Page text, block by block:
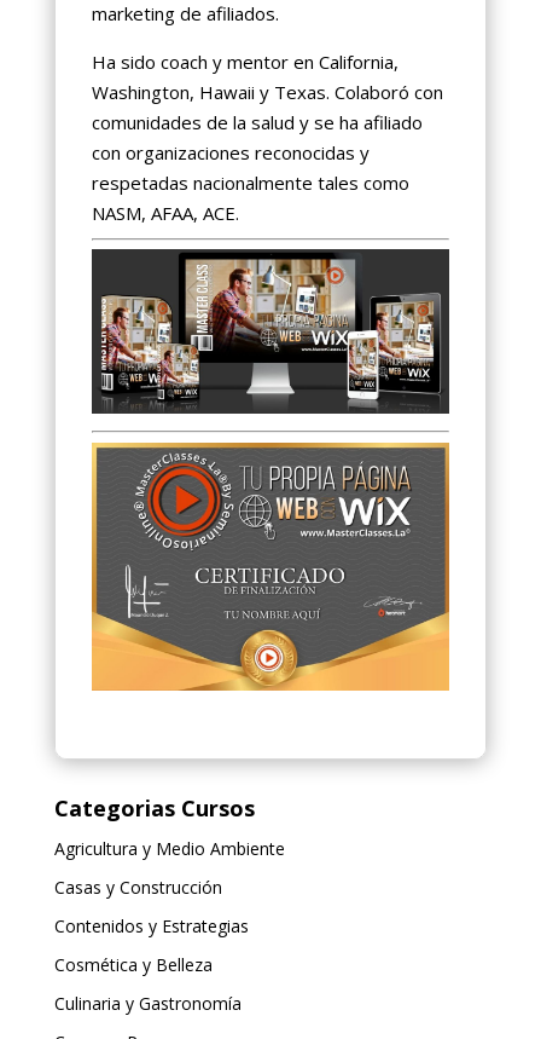
marketing de afiliados.
Ha sido coach y mentor en California,
Washington, Hawaii y Texas. Colaboró con
comunidades de la salud y se ha afiliado
con organizaciones reconocidas y
respetadas nacionalmente tales como
NASM, AFAA, ACE.
Categorias Cursos
Agricultura y Medio Ambiente
Casas y Construcción
Contenidos y Estrategias
Cosmética y Belleza
Culinaria y Gastronomía